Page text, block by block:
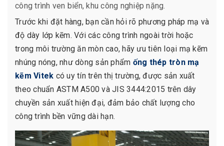
công trình ven biển, khu công nghiệp nặng.
Trước khi đặt hàng, bạn cần hỏi rõ phương pháp mạ và
độ dày lớp kẽm. Với các công trình ngoài trời hoặc
trong môi trường ăn mòn cao, hãy ưu tiên loại mạ kẽm
nhúng nóng, như dòng sản phẩm ống thép tròn mạ
kẽm Vitek có uy tín trên thị trường, được sản xuất
theo chuẩn ASTM A500 và JIS 3444:2015 trên dây
chuyền sản xuất hiện đại, đảm bảo chất lượng cho
công trình bền vững dài hạn.